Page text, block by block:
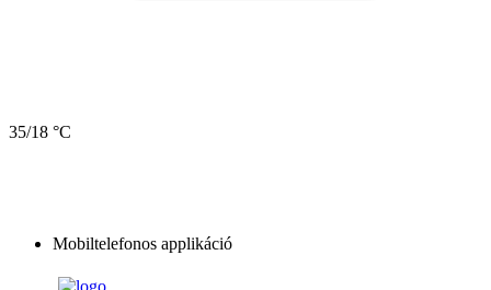
35/18 °C
Mobiltelefonos applikáció